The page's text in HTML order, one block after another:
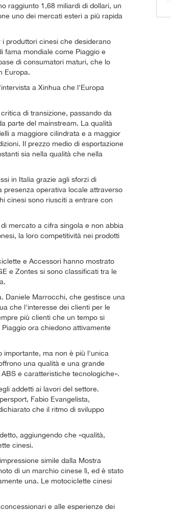
raggiunto 1,68 miliardi di dollari, un
uno dei mercati esteri a più rapida
produttori cinesi che desiderano
fama mondiale come Piaggio e
di consumatori maturi, che lo
Europa.
a Xinhua che l'Europa
di transizione, passando da
parte del mainstream. La qualità
a maggiore cilindrata e a maggior
Il prezzo medio di esportazione
sia nella qualità che nella
in Italia grazie agli sforzi di
presenza operativa locale attraverso
cinesi sono riusciti a entrare con
mercato a cifra singola e non abbia
la loro competitività nei prodotti
e Accessori hanno mostrato
e Zontes si sono classificati tra le
Daniele Marrocchi, che gestisce una
che l'interesse dei clienti per le
più clienti che un tempo si
ora chiedono attivamente
importante, ma non è più l'unica
una qualità e una grande
e caratteristiche tecnologiche».
addetti ai lavori del settore.
Fabio Evangelista,
che il ritmo di sviluppo
aggiungendo che «qualità,
cinesi.
simile dalla Mostra
di un marchio cinese lì, ed è stato
una. Le motociclette cinesi
e alle esperienze dei